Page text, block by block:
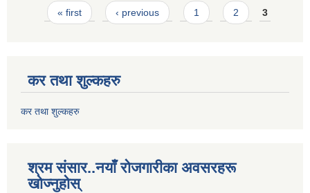
Pages
« first ‹ previous 1 2 3
कर तथा शुल्कहरु
कर तथा शुल्कहरु
श्रम संसार..नयाँ रोजगारीका अवसरहरू
खोज्नुहोस्